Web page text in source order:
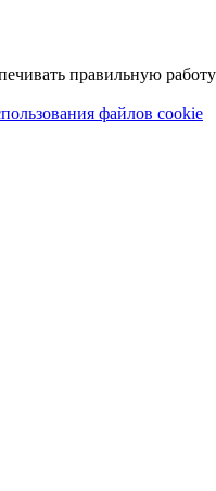
правильную
файлов cookie